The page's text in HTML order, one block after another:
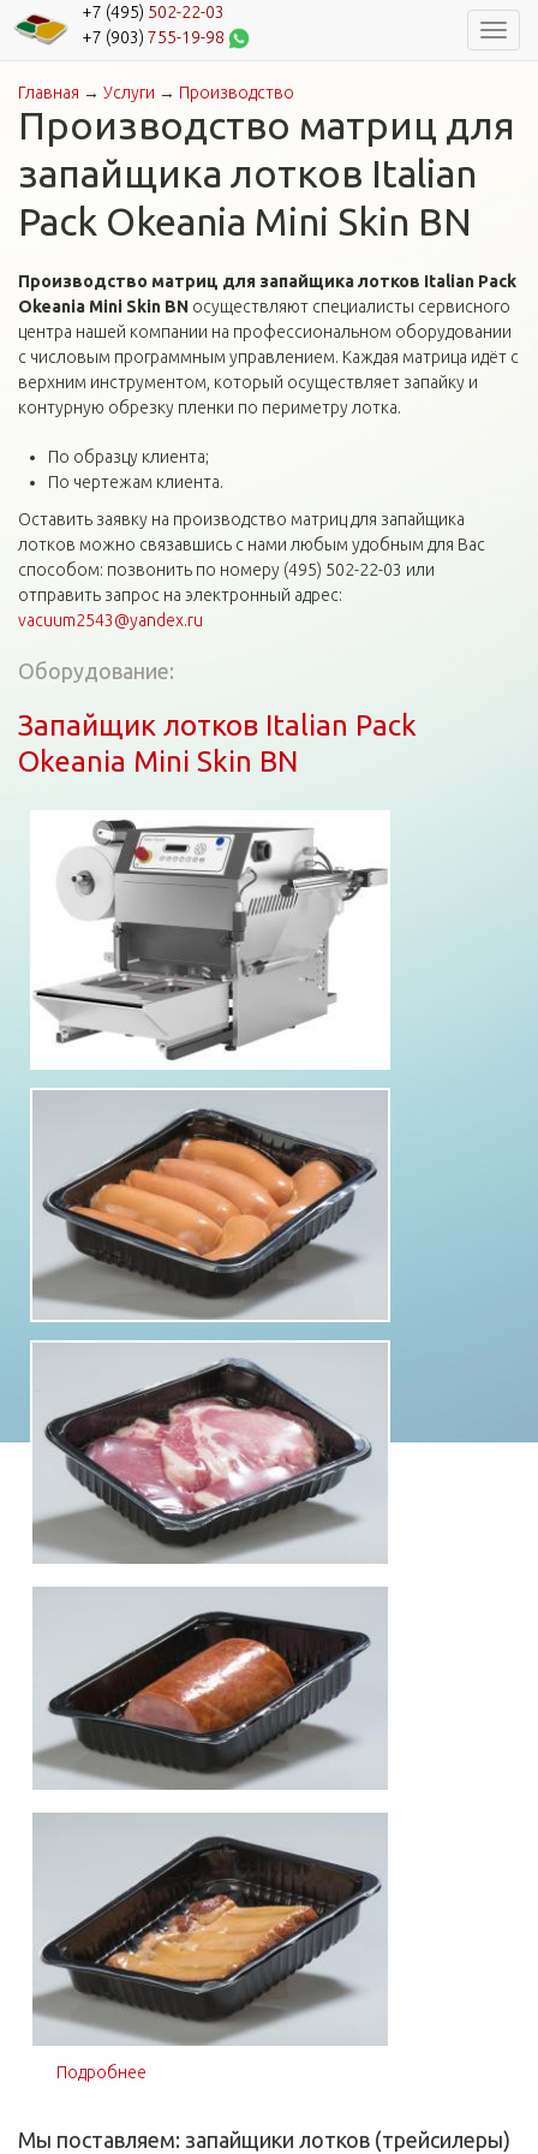
+7 (495) 502-22-03
+7 (903) 755-19-98
Вы здесь
Главная → Услуги → Производство
Производство матриц для
запайщика лотков Italian
Pack Okeania Mini Skin BN
Производство матриц для запайщика лотков Italian Pack
Okeania Mini Skin BN осуществляют специалисты сервисного
центра нашей компании на профессиональном оборудовании
с числовым программным управлением. Каждая матрица идёт с
верхним инструментом, который осуществляет запайку и
контурную обрезку пленки по периметру лотка.
По образцу клиента;
По чертежам клиента.
Оставить заявку на производство матриц для запайщика
лотков можно связавшись с нами любым удобным для Вас
способом: позвонить по номеру (495) 502-22-03 или
отправить запрос на электронный адрес:
vacuum2543@yandex.ru
Оборудование:
Запайщик лотков Italian Pack
Okeania Mini Skin BN
Подробнее
Мы поставляем: запайщики лотков (трейсилеры)